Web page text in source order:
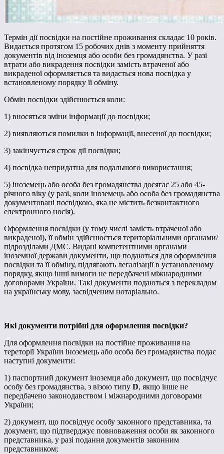
Термін дії посвідки на постійне проживання складає 10 років.
Видається протягом 15 робочих днів з моменту прийняття
документів від іноземця або особи без громадянства. У разі
втрати або викрадення посвідки замість втраченої або
викраденої оформляється та видається нова посвідка у
встановленому порядку її обміну.
Обмін посвідки здійснюється коли:
1) вносяться зміни інформації до посвідки;
2) виявляються помилки в інформації, внесеної до посвідки;
3) закінчується строк дії посвідки;
4) посвідка непридатна для подальшого використання;
5) іноземець або особа без громадянства досягає 25 або 45-
річного віку (у разі, коли іноземець або особа без громадянства
документовані посвідкою, яка не містить безконтактного
електронного носія).
Оформлення посвідки (у тому числі замість втраченої або
викраденої), її обмін здійснюється територіальними органами/
підрозділами ДМС. Видані компетентними органами
іноземної держави документи, що подаються для оформлення
посвідки та її обміну, підлягають легалізації в установленому
порядку, якщо інші вимоги не передбачені міжнародними
договорами України. Такі документи подаються з перекладом
на українську мову, засвідченим нотаріально.
Які документи потрібні для оформлення посвідки?
Для оформлення посвідки на постійне проживання на
тереторії України іноземець або особа без громадянства подає
наступні документи:
1) паспортний документ іноземця або документ, що посвідчує
особу без громадянства, з візою типу D, якщо інше не
передбачено законодавством і міжнародними договорами
України;
2) документ, що посвідчує особу законного представника, та
документ, що підтверджує повноваження особи як законного
представника, у разі подання документів законним
представником;